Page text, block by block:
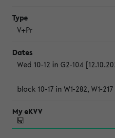
V+Pr
Wed 10-12 in G2-104
block 10-17 in W1-282, W1-